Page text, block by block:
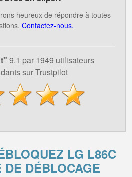
heureux de répondre à toutes
Contactez-nous.
9.1 par 1949 utilisateurs
sur Trustpilot
LG L86C
DE DÉBLOCAGE